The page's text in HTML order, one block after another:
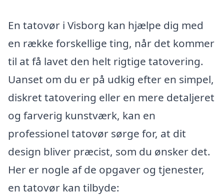
En tatovør i Visborg kan hjælpe dig med
en række forskellige ting, når det kommer
til at få lavet den helt rigtige tatovering.
Uanset om du er på udkig efter en simpel,
diskret tatovering eller en mere detaljeret
og farverig kunstværk, kan en
professionel tatovør sørge for, at dit
design bliver præcist, som du ønsker det.
Her er nogle af de opgaver og tjenester,
en tatovør kan tilbyde: